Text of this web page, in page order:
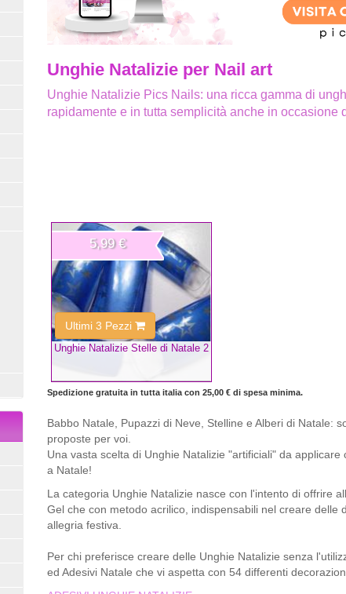
Unghie Natalizie per Nail art
Unghie Natalizie Pics Nails: una ricca gamma di
rapidamente e in tutta semplicità anche in occasione
Unghie Natalizie Stelle di Natale 2
5,99 €
Ultimi 3 Pezzi
Spedizione gratuita in tutta italia con 25,00 € di spesa minima.
Babbo Natale, Pupazzi di Neve, Stelline e Alberi di Natale:
proposte per voi.
Una vasta scelta di Unghie Natalizie "artificiali" da
a Natale!
La categoria Unghie Natalizie nasce con l'intento di offrire
Gel che con metodo acrilico, indispensabili nel creare
allegria festiva.
Per chi preferisce creare delle Unghie Natalizie senza
ed Adesivi Natale che vi aspetta con 54 differenti